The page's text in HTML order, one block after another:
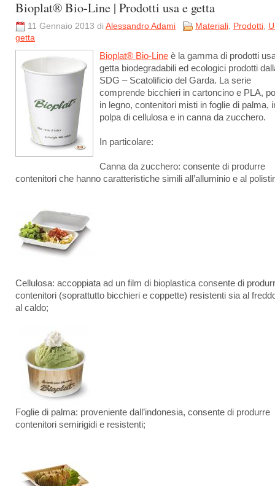
Bioplat® Bio-Line | Prodotti usa e getta
11 Gennaio 2013 di Alessandro Adami Materiali, Prodotti,
getta
Bioplat® Bio-Line è la gamma di prodotti
getta biodegradabili ed ecologici prodotti
SDG – Scatolificio del Garda. La serie
comprende bicchieri in cartoncino e PLA,
in legno, contenitori misti in foglie di palma,
polpa di cellulosa e in canna da zucchero.
In particolare:
Canna da zucchero: consente di produrre
contenitori che hanno caratteristiche simili all’alluminio e al
Cellulosa: accoppiata ad un film di bioplastica consente di
contenitori (soprattutto bicchieri e coppette) resistenti sia al
al caldo;
Foglie di palma: proveniente dall’indonesia, consente di produrre
contenitori semirigidi e resistenti;